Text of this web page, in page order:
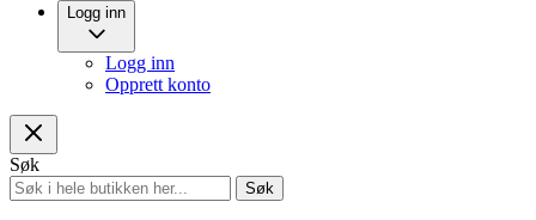
Logg inn
Logg inn
Opprett konto
Søk
Søk